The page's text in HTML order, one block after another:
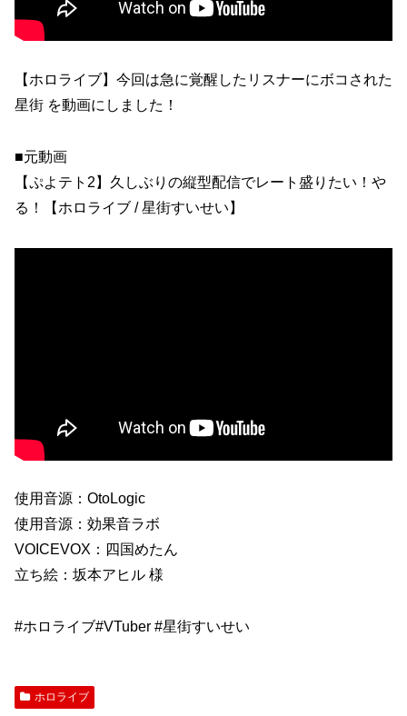
【ホロライブ】今回は急に覚醒したリスナーにボコされた
星街 を動画にしました！
■元動画
【ぷよテト2】久しぶりの縦型配信でレート盛りたい！や
る！【ホロライブ / 星街すいせい】
使用音源：OtoLogic
使用音源：効果音ラボ
VOICEVOX：四国めたん
立ち絵：坂本アヒル 様
#ホロライブ#VTuber #星街すいせい
ホロライブ